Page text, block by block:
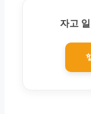
자고